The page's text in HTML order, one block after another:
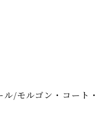
ル/モルゴン・コート